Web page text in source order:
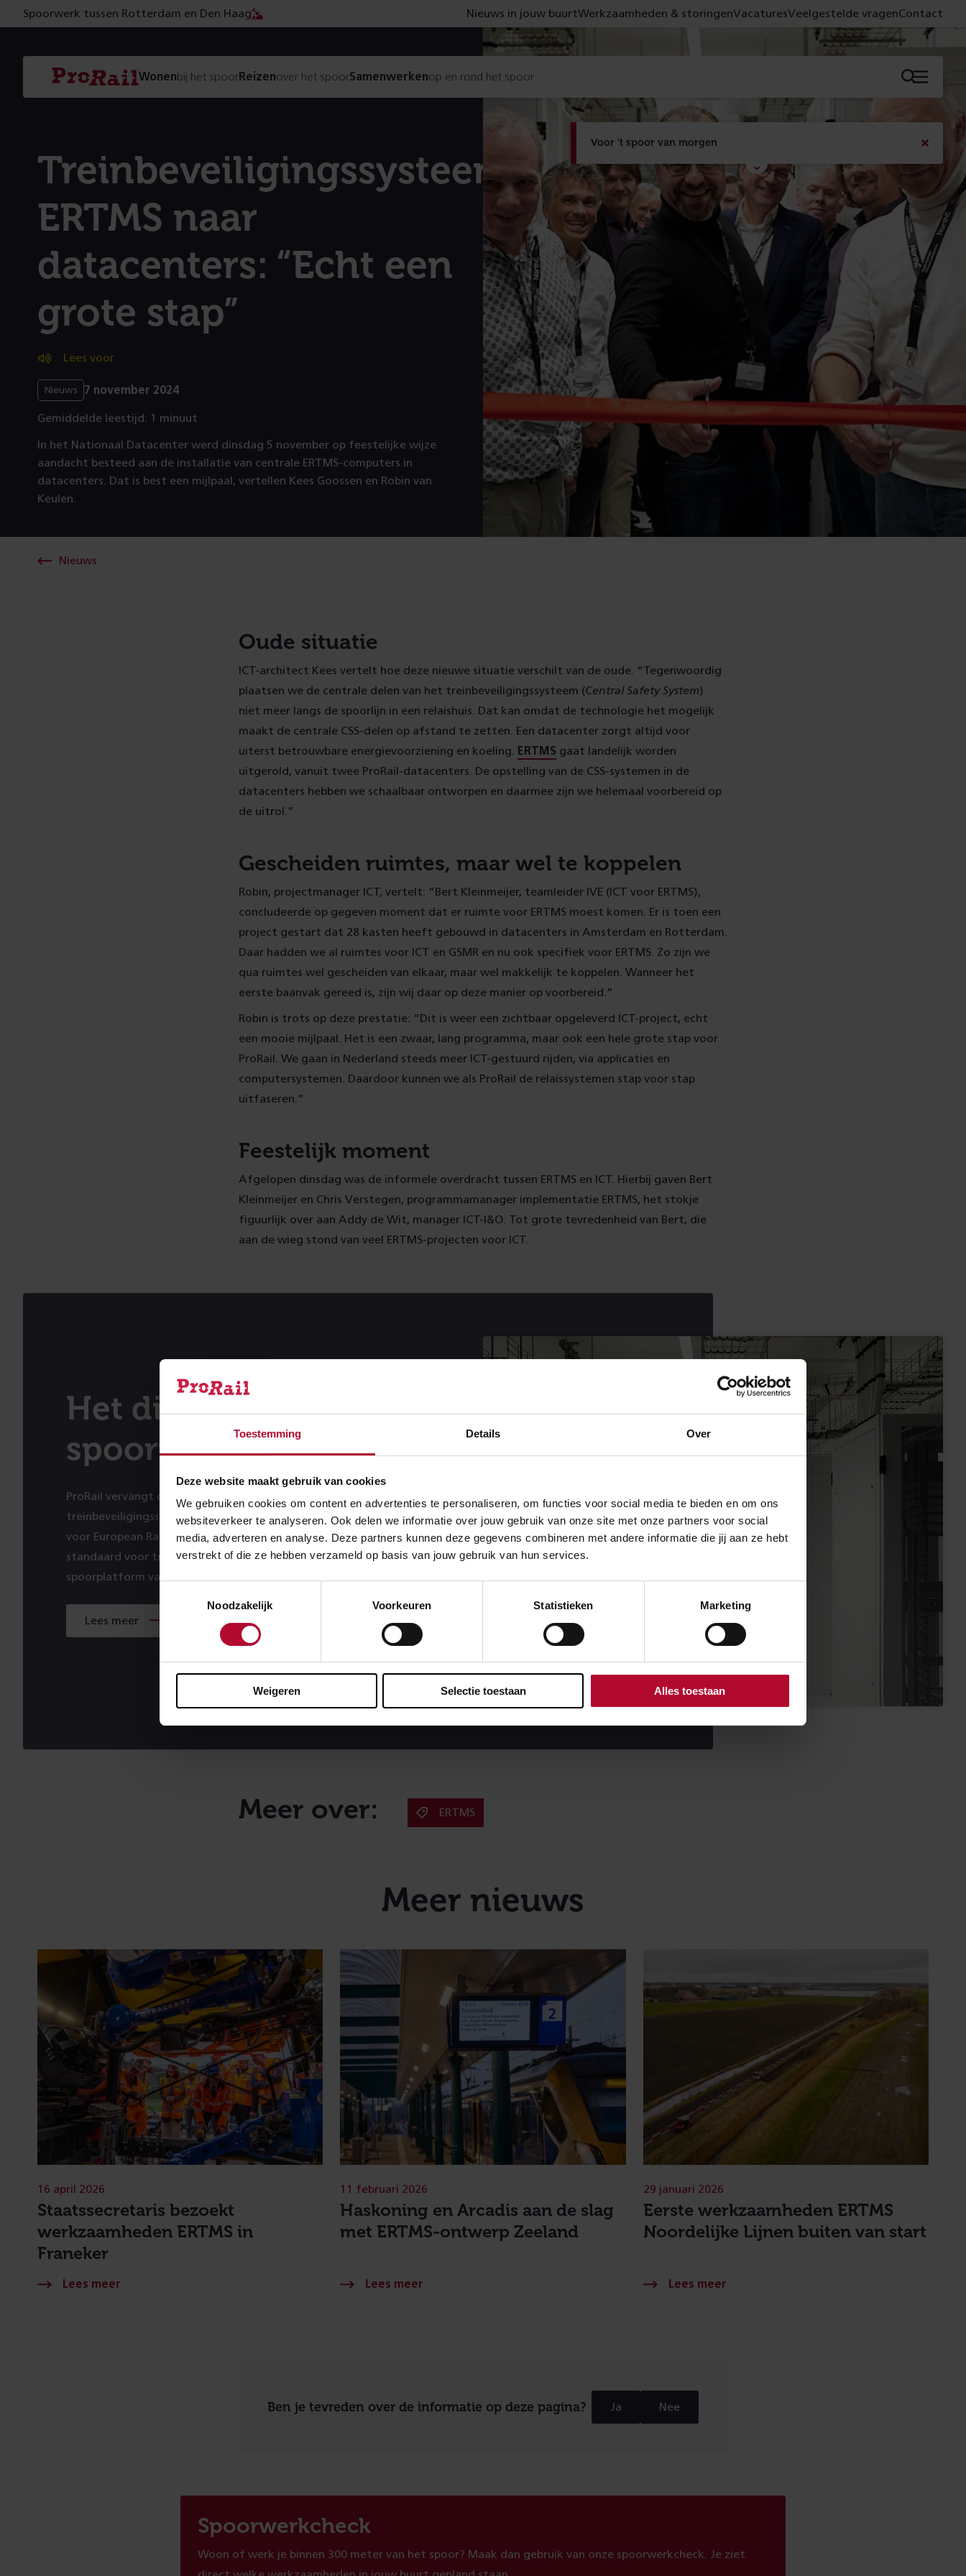
Toestemming Details Over
Deze website maakt gebruik van cookies
We gebruiken cookies om content en advertenties te personaliseren, om functies voor social media te bieden en om ons
websiteverkeer te analyseren. Ook delen we informatie over jouw gebruik van onze site met onze partners voor social
media, adverteren en analyse. Deze partners kunnen deze gegevens combineren met andere informatie die jij aan ze hebt
verstrekt of die ze hebben verzameld op basis van jouw gebruik van hun services.
Noodzakelijk
Voorkeuren Statistieken Marketing
Weigeren Selectie toestaan Alles toestaan
Voor 't spoor van morgen
Met de campagne 'Voor 't spoor naar morgen' laten
we zien wat er vandaag gebeurt en wat dat -
figuurlijk gezien - morgen oplevert.
Lees meer
Spoorwerk tussen Rotterdam en Den Haag Nieuws in jouw buurtWerkzaamheden & storingenVacaturesVeelgestelde vragenContact
Navigatie
Homepage
ProRail
Wonenbij het spoorReizenover het spoorSamenwerkenop en rond het spoor Menu
Treinbeveiligingssysteem
ERTMS naar
datacenters: “Echt een
grote stap”
Lees voor
Nieuws 7 november 2024
Gemiddelde leestijd: 1 minuut
In het Nationaal Datacenter werd dinsdag 5 november op feestelijke wijze
aandacht besteed aan de installatie van centrale ERTMS-computers in
datacenters. Dat is best een mijlpaal, vertellen Kees Goossen en Robin van
Keulen.
Nieuws
Oude situatie
ICT-architect Kees vertelt hoe deze nieuwe situatie verschilt van de oude. “Tegenwoordig
plaatsen we de centrale delen van het treinbeveiligingssysteem (Central Safety System)
niet meer langs de spoorlijn in een relaishuis. Dat kan omdat de technologie het mogelijk
maakt de centrale CSS-delen op afstand te zetten. Een datacenter zorgt altijd voor
uiterst betrouwbare energievoorziening en koeling.
ERTMS gaat landelijk worden
uitgerold, vanuit twee ProRail-datacenters. De opstelling van de CSS-systemen in de
datacenters hebben we schaalbaar ontworpen en daarmee zijn we helemaal voorbereid op
de uitrol.”
Gescheiden ruimtes, maar wel te koppelen
Robin, projectmanager ICT, vertelt: “Bert Kleinmeijer, teamleider IVE (ICT voor ERTMS),
concludeerde op gegeven moment dat er ruimte voor ERTMS moest komen. Er is toen een
project gestart dat 28 kasten heeft gebouwd in datacenters in Amsterdam en Rotterdam.
Daar hadden we al ruimtes voor ICT en GSMR en nu ook specifiek voor ERTMS. Zo zijn we
qua ruimtes wel gescheiden van elkaar, maar wel makkelijk te koppelen. Wanneer het
eerste baanvak gereed is, zijn wij daar op deze manier op voorbereid.”
Robin is trots op deze prestatie: “Dit is weer een zichtbaar opgeleverd ICT-project, echt
een mooie mijlpaal. Het is een zwaar, lang programma, maar ook een hele grote stap voor
ProRail. We gaan in Nederland steeds meer ICT-gestuurd rijden, via applicaties en
computersystemen. Daardoor kunnen we als ProRail de relaissystemen stap voor stap
uitfaseren.”
Feestelijk moment
Afgelopen dinsdag was de informele overdracht tussen ERTMS en ICT. Hierbij gaven Bert
Kleinmeijer en Chris Verstegen, programmamanager implementatie ERTMS, het stokje
figuurlijk over aan Addy de Wit, manager ICT-I&O. Tot grote tevredenheid van Bert, die
aan de wieg stond van veel ERTMS-projecten voor ICT.
Het digitale
spoorplatform
ProRail vervangt de komende jaren het huidige
treinbeveiligingssysteem ATB door ERTMS. De afkorting ERTMS staat
voor European Rail Traffic Management System en is de Europese
standaard voor treinbeveiliging- en besturing. ERTMS is hét digitale
spoorplatform van de toekomst.
Lees meer
Lees
meer
Meer over: ERTMS
Meer nieuws
Staatssecretaris bezoekt
werkzaamheden ERTMS in
Franeker
16 april 2026
Haskoning en Arcadis aan de slag
met ERTMS-ontwerp Zeeland
11 februari 2026
Eerste werkzaamheden ERTMS
Noordelijke Lijnen buiten van start
29 januari 2026
Ben je tevreden over de informatie op deze pagina? Ja Nee
Spoorwerkcheck
Woon of werk je binnen 300 meter van het spoor? Maak dan gebruik van onze spoorwerkcheck. Je ziet